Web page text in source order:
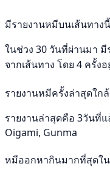
มีรายงานหมีบนเส้นทาง
ในช่วง 30 วันที่ผ่านมา มี
จากเส้นทาง โดย 4 ครั้ง
รายงานหมีครั้งล่าสุดใก
รายงานล่าสุดคือ 3วันที่
Oigami, Gunma
หมีออกหากินมากที่สุดใ